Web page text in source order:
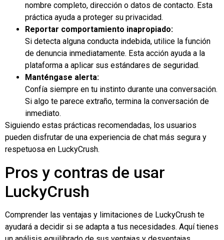
nombre completo, dirección o datos de contacto. Esta
práctica ayuda a proteger su privacidad.
Reportar comportamiento inapropiado:
Si detecta alguna conducta indebida, utilice la función
de denuncia inmediatamente. Esta acción ayuda a la
plataforma a aplicar sus estándares de seguridad.
Manténgase alerta:
Confía siempre en tu instinto durante una conversación.
Si algo te parece extraño, termina la conversación de
inmediato.
Siguiendo estas prácticas recomendadas, los usuarios
pueden disfrutar de una experiencia de chat más segura y
respetuosa en LuckyCrush.
Pros y contras de usar
LuckyCrush
Comprender las ventajas y limitaciones de LuckyCrush te
ayudará a decidir si se adapta a tus necesidades. Aquí tienes